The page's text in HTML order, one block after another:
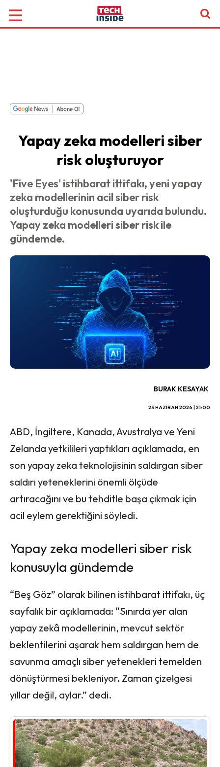
Yapay zeka modelleri siber
risk oluşturuyor
'Five Eyes' istihbarat ittifakı, yeni yapay
zeka modellerinin acil siber risk
oluşturduğu konusunda uyarıda bulundu.
Yapay zeka modelleri siber risk ile
gündemde.
BURAK KESAYAK
23 HAZIRAN 2026 | 21:00
ABD, İngiltere, Kanada, Avustralya ve Yeni
Zelanda yetkilileri yaptıkları açıklamada, en
son yapay zeka teknolojisinin saldırgan siber
saldırı yeteneklerini önemli ölçüde
artıracağını ve bu tehditle başa çıkmak için
acil eylem gerektiğini söyledi.
Yapay zeka modelleri siber risk
konusuyla gündemde
“Beş Göz” olarak bilinen istihbarat ittifakı, üç
sayfalık bir açıklamada: “Sınırda yer alan
yapay zekâ modellerinin, mevcut sektör
beklentilerini aşarak hem saldırgan hem de
savunma amaçlı siber yetenekleri temelden
dönüştürmesi bekleniyor. Zaman çizelgesi
yıllar değil, aylar.” dedi.